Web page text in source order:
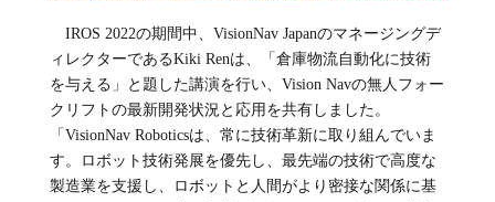
IROS 2022の期間中、VisionNav Japanのマネージングデ
ィレクターであるKiki Renは、「倉庫物流自動化に技術
を与える」と題した講演を行い、Vision Navの無人フォー
クリフトの最新開発状況と応用を共有しました。
「VisionNav Roboticsは、常に技術革新に取り組んでいま
す。ロボット技術発展を優先し、最先端の技術で高度な
製造業を支援し、ロボットと人間がより密接な関係に基